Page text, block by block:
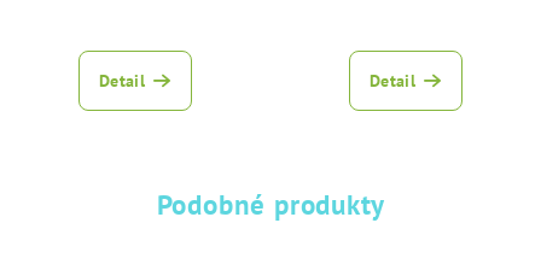
Detail Detail
Podobné produkty